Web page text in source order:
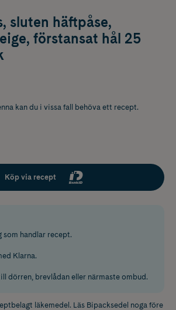
sluten häftpåse,
förstansat hål 25
kan du i vissa fall behöva ett recept.
Köp via recept
som handlar recept.
Klarna.
dörren, brevlådan eller närmaste ombud.
läkemedel. Läs Bipacksedel noga före